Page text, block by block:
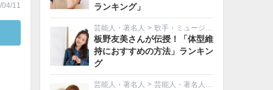
04/11
ランキング」
芸能人・著名人 > 歌手・ミュージシャン
板野友美さんが伝授！「体型維
持におすすめの方法」ランキン
グ
芸能人・著名人 > 芸能人・著名人その他